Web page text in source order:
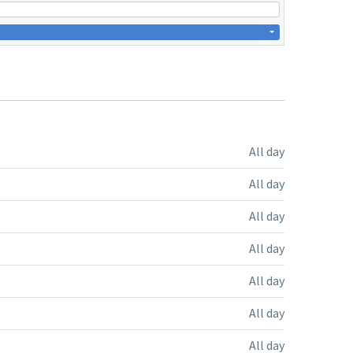
All day
All day
All day
All day
All day
All day
All day